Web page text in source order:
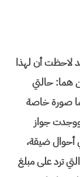
لاحظت أن لهذا
هما: حالتي
صورة خاصة
ووجدت جواز
أحوال ضيقة،
ترد على مبلغ